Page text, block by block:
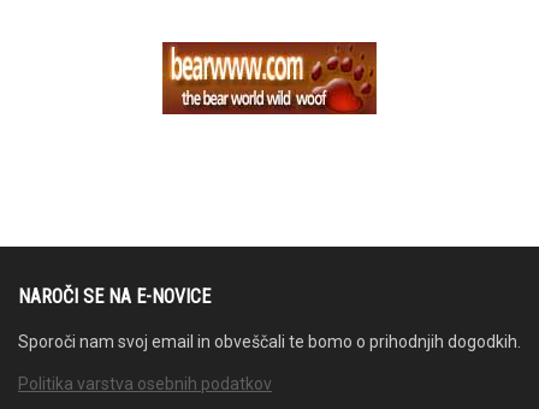
NAROČI SE NA E-NOVICE
Sporoči nam svoj email in obveščali te bomo o prihodnjih dogodkih.
Politika varstva osebnih podatkov